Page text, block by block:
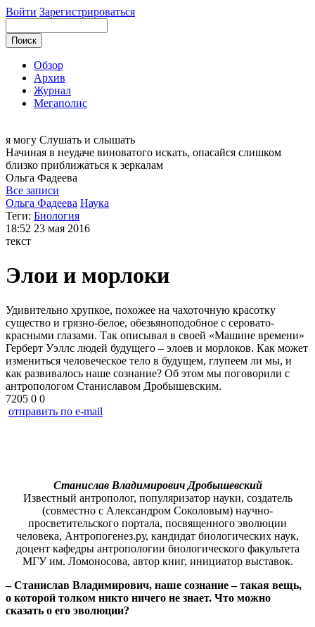
Войти Зарегистрироваться
Обзор
Архив
Журнал
Мегаполис
я могу Слушать и слышать
Начиная в неудаче виноватого искать, опасайся слишком
близко приближаться к зеркалам
Ольга Фадеева
Все записи
Ольга Фадеева Наука
Теги: Биология
18:52 23 мая 2016
текст
Элои и морлоки
Удивительно хрупкое, похожее на чахоточную красотку
существо и грязно-белое, обезьяноподобное с серовато-
красными глазами. Так описывал в своей «Машине времени»
Герберт Уэллс людей будущего – элоев и морлоков. Как может
измениться человеческое тело в будущем, глупеем ли мы, и
как развивалось наше сознание? Об этом мы поговорили с
антропологом Станиславом Дробышевским.
7205 0 0
отправить по e-mail
Станислав Владимирович Дробышевский
Известный антрополог, популяризатор науки, создатель
(совместно с Александром Соколовым) научно-
просветительского портала, посвященного эволюции
человека, Антропогенез.ру, кандидат биологических наук,
доцент кафедры антропологии биологического факультета
МГУ им. Ломоносова, автор книг, инициатор выставок.
– Станислав Владимирович, наше сознание – такая вещь,
о которой толком никто ничего не знает. Что можно
сказать о его эволюции?